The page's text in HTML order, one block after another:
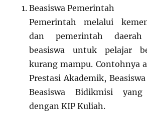
Beasiswa Pemerintah
Pemerintah melalui
dan pemerintah daerah
beasiswa untuk pelajar
kurang mampu. Contohnya
Prestasi Akademik,
Beasiswa Bidikmisi
dengan KIP Kuliah.